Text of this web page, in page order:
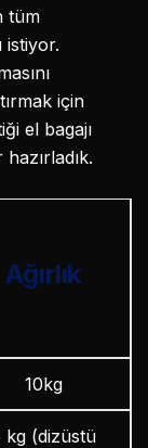
tüm
istiyor.
için
el bagajı
Ağırlık
10kg
kg (dizüstü